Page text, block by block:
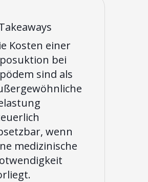
Kosten einer
bei
sind als
wenn
medizinische